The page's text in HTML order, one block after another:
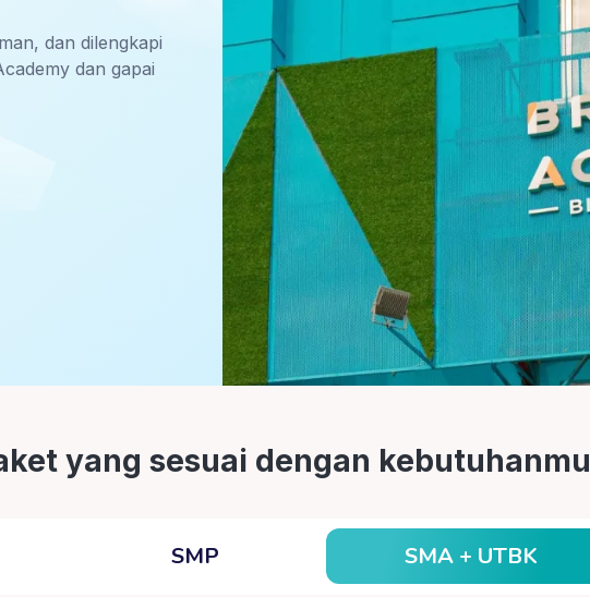
dan dilengkapi
dan gapai
yang sesuai dengan kebutuhanmu
SMP SMA + UTBK